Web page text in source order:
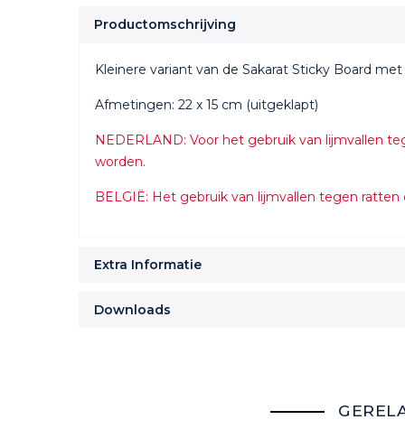
Productomschrijving
Kleinere variant van de Sakarat Sticky Board
Afmetingen: 22 x 15 cm (uitgeklapt)
NEDERLAND: Voor het gebruik van lijmvallen
worden.
BELGIË: Het gebruik van lijmvallen tegen
Extra Informatie
Downloads